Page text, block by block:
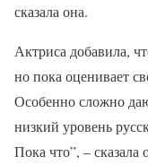
сказала она.
Актриса добавила,
но пока оценивает
Особенно сложно
низкий уровень
Пока что”, – сказала